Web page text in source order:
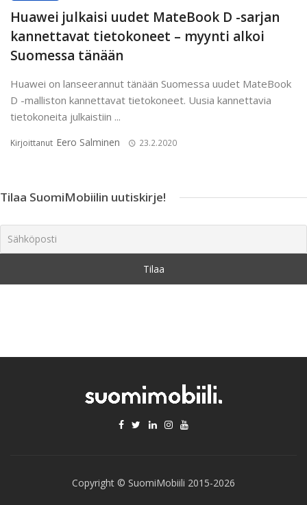
Huawei julkaisi uudet MateBook D -sarjan
kannettavat tietokoneet – myynti alkoi
Suomessa tänään
Huawei on lanseerannut tänään Suomessa uudet MateBook
D -malliston kannettavat tietokoneet. Uusia kannettavia
tietokoneita julkaistiin ...
Kirjoittanut Eero Salminen 23.2.2020
Tilaa SuomiMobiilin uutiskirje!
Copyright © SuomiMobiili 2015-2026